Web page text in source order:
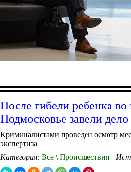
После гибели ребенка во
Подмосковье завели дело
Криминалистами проведен осмотр
экспертиза
Категория: Все \ Происшествия